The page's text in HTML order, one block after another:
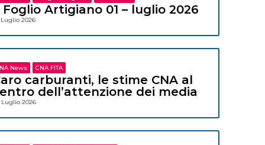
Foglio Artigiano 01 – luglio 2026
Luglio 2026
News CNA FITA
carburanti, le stime CNA al
dell’attenzione dei media
Luglio 2026